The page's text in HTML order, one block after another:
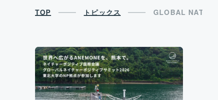
研究開発部門
社会実装部門
TOP トピックス GLOBAL